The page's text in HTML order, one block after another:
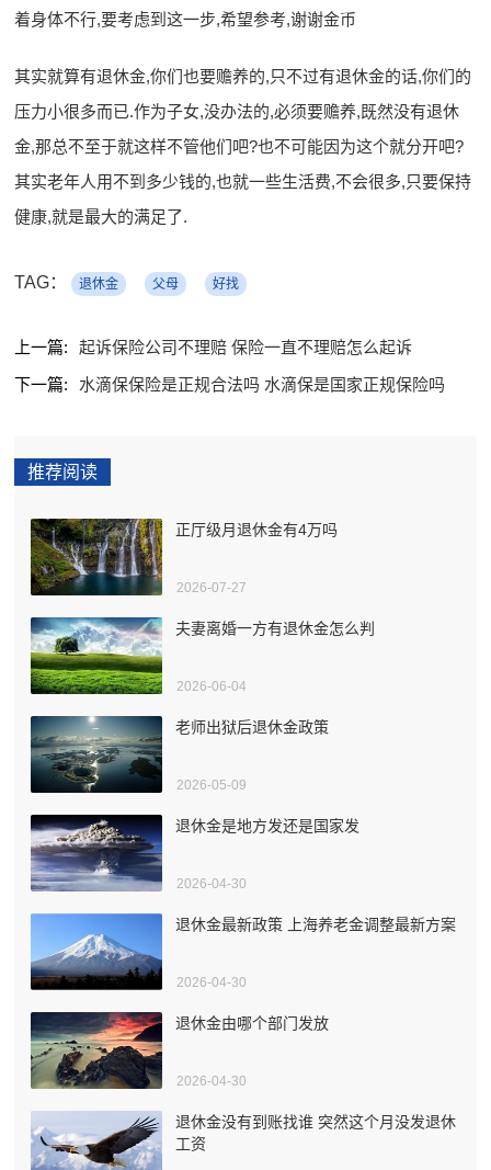
着身体不行,要考虑到这一步,希望参考,谢谢金币
其实就算有退休金,你们也要赡养的,只不过有退休金的话,你们的
压力小很多而已.作为子女,没办法的,必须要赡养,既然没有退休
金,那总不至于就这样不管他们吧?也不可能因为这个就分开吧?
其实老年人用不到多少钱的,也就一些生活费,不会很多,只要保持
健康,就是最大的满足了.
TAG： 退休金 父母 好找
上一篇:
起诉保险公司不理赔 保险一直不理赔怎么起诉
下一篇:
水滴保保险是正规合法吗 水滴保是国家正规保险吗
推荐阅读
正厅级月退休金有4万吗
2026-07-27
夫妻离婚一方有退休金怎么判
2026-06-04
老师出狱后退休金政策
2026-05-09
退休金是地方发还是国家发
2026-04-30
退休金最新政策 上海养老金调整最新方案
2026-04-30
退休金由哪个部门发放
2026-04-30
退休金没有到账找谁 突然这个月没发退休
工资